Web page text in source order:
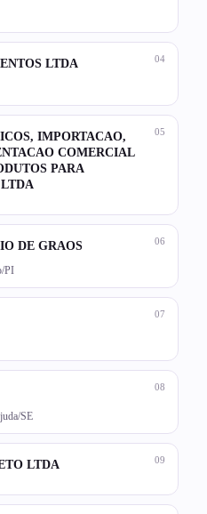
04
LTDA
05
IMPORTACAO,
COMERCIAL
PARA
06
DE GRAOS
PI
07
08
SE
09
LTDA